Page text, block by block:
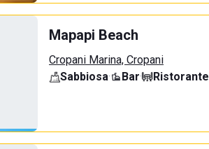
Mapapi Beach
Cropani Marina, Cropani
Sabbiosa· Bar· Ristorante